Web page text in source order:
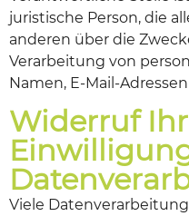
juristische Person, die
anderen über die
Verarbeitung von
Namen, E-Mail-
Widerruf
Viele